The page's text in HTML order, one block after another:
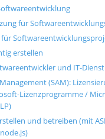
für
erstellen
und IT-
(SAM):
Lizenzprogramme /
und betreiben (mit